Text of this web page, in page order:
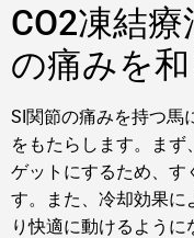
CO2凍結
の痛みを
SI関節の痛みを持つ馬
をもたらします。ま
ゲットにするため、す
す。また、冷却効果に
り快適に動けるよう